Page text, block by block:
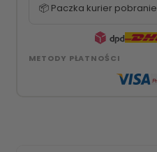
📦 Paczka kurier pobranie
METODY PŁATNOŚCI